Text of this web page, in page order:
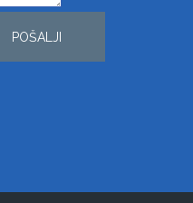
POŠALJI